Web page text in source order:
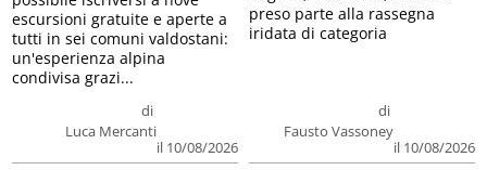
di
Luca Mercanti
il 10/08/2026
escursioni gratuite e aperte a
tutti in sei comuni valdostani:
un'esperienza alpina
condivisa grazi...
di
Fausto Vassoney
il 10/08/2026
preso parte alla rassegna
iridata di categoria